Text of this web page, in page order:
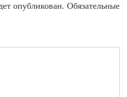
опубликован. Обязательные